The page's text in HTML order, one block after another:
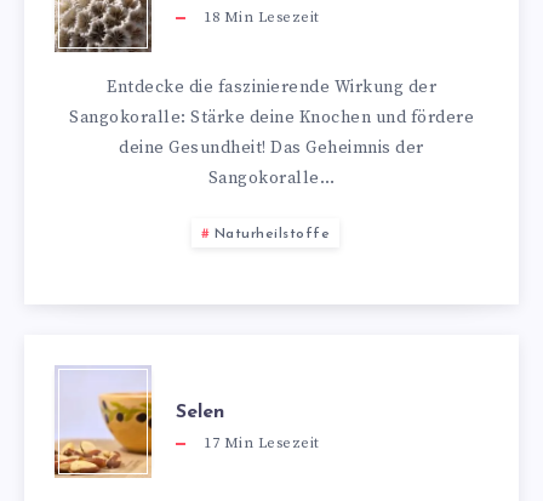
18 Min Lesezeit
Entdecke die faszinierende Wirkung der
Sangokoralle: Stärke deine Knochen und fördere
deine Gesundheit! Das Geheimnis der
Sangokoralle…
Naturheilstoffe
Selen
17 Min Lesezeit